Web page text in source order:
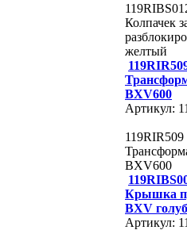
Колпачек
желтый
BXV600
Артикул:
119RIR509
BXV600
Крышка
BXV
Артикул: